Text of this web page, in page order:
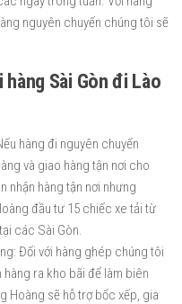
nguyên chuyến chúng tôi sẽ
Sài Gòn đi Lào
hàng đi nguyên chuyến
và giao hàng tận nơi cho
nhận hàng tận nơi nhưng
đầu tư 15 chiếc xe tải từ
các Sài Gòn.
Đối với hàng ghép chúng tôi
ra kho bãi để làm biên
Hoàng sẽ hỗ trợ bốc xếp, gia